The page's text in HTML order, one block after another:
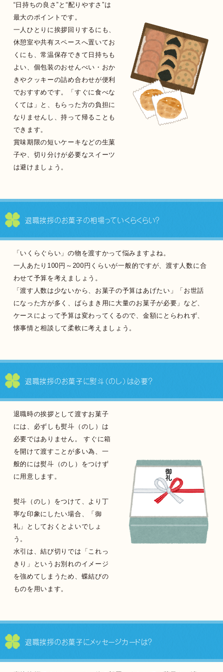
“日持ちの良さ”と“配りやすさ”は
最大のポイントです。
一人ひとりに挨拶回りするにも、
休憩室や共有スペースへ置いてお
くにも、常温保存できて日持ちも
よい、個包装のおせんべい・おか
きやクッキーの詰め合わせが便利
でおすすめです。「すぐに食べな
くては」と、もらった方の負担に
なりませんし、持って帰ることも
できます。
賞味期限の短いケーキなどの生菓
子や、切り分けが必要なスイーツ
は避けましょう。
退職挨拶のお菓子の相場っていくらくらい？
「いくらぐらい」の物を渡すかって悩みますよね。
一人あたり100円～200円くらいが一般的ですが、渡す人数に合
わせて予算を考えましょう。
「渡す人数は少ないから、お菓子の予算はあげたい」「お世話
になった方が多く、ばらまき用に大量のお菓子が必要」など、
ケースによって予算は変わってくるので、金額にとらわれず、
懐事情と相談して柔軟に考えましょう。
退職挨拶のお菓子に熨斗（のし）は必要？
退職時の挨拶として渡すお菓子
には、必ずしも熨斗（のし）は
必要ではありません。 すぐに箱
を開けて渡すことが多い為、一
般的には熨斗（のし）をつけず
に用意します。
熨斗（のし）をつけて、より丁
寧な印象にしたい場合、「御
礼」としておくとよいでしょ
う。
水引は、結び切りでは「これっ
きり」というお別れのイメージ
を強めてしまうため、蝶結びの
ものを用います。
退職挨拶のお菓子にメッセージカードは？